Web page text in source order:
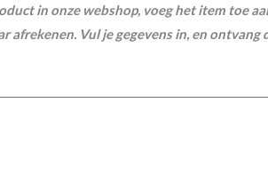
in onze webshop, voeg het item toe
afrekenen. Vul je gegevens in, en ontvang